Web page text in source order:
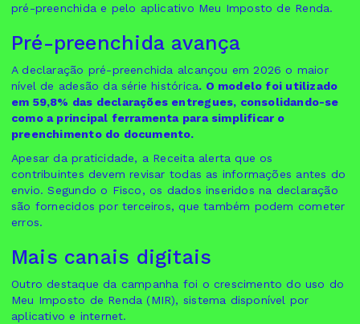
pré-preenchida e pelo aplicativo Meu Imposto de Renda.
Pré-preenchida avança
A declaração pré-preenchida alcançou em 2026 o maior
nível de adesão da série histórica. O modelo foi utilizado
em 59,8% das declarações entregues, consolidando-se
como a principal ferramenta para simplificar o
preenchimento do documento.
Apesar da praticidade, a Receita alerta que os
contribuintes devem revisar todas as informações antes do
envio. Segundo o Fisco, os dados inseridos na declaração
são fornecidos por terceiros, que também podem cometer
erros.
Mais canais digitais
Outro destaque da campanha foi o crescimento do uso do
Meu Imposto de Renda (MIR), sistema disponível por
aplicativo e internet.